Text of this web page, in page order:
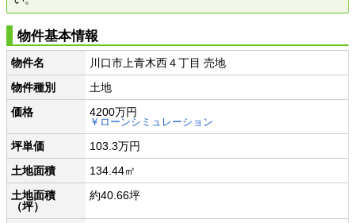
物件基本情報
物件名
川口市上青木西４丁目 売地
物件種別
土地
価格
4200万円
￥ローンシミュレーション
坪単価
103.3万円
土地面積
134.44㎡
土地面積
（坪）
約40.66坪